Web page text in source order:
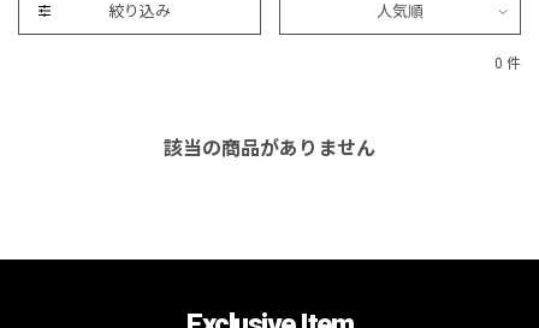
絞り込み 人気順
0 件
該当の商品がありません